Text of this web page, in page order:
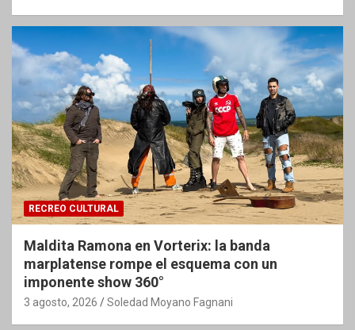
RECREO CULTURAL
Maldita Ramona en Vorterix: la banda
marplatense rompe el esquema con un
imponente show 360°
3 agosto, 2026 Soledad Moyano Fagnani